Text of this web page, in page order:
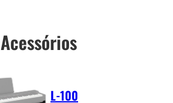
Acessórios
L-100